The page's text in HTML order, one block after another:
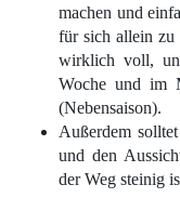
machen und
für sich allein zu
wirklich voll,
Woche und im
(Nebensaison).
Außerdem
und den
der Weg steinig